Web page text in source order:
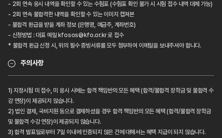
- 2회 연속 응시 내역을 확인할 수 있는 수험표 (수험표 확인 불가 시 시험 접수 내역 대체 가능)
- 2회 연속 불합격한 내역을 확인할 수 있는 이미지 캡쳐본
- 불합격 환급을 받을 계좌 정보 (은행명, 예금주, 계좌번호)
- 신청방법 : 대표 메일 kfosos@kfo.or.kr 로 접수
* 불합격 환급 신청 시, 위의 필수 증빙서류를 모두 첨부하여 이메일을 보내주셔야 합니다.
주의사항
1) 지정시험 미 접수, 미 응시 시에는 합격 책임반의 모든 혜택 (합격/불합격 장학금 및 불합격 수
강 연장)이 제공되지 않습니다.
2) 법인 결제, 국비지원 등으로 결제하셨을 경우 합격 책임반의 모든 혜택 (합격/불합격 장학금
및 불합격 수강 연장)이 제공되지 않습니다.
3) 합격 발표일로부터 7일 이내에 인증되지 않은 건에 대해서는 혜택 지급이 되지 않습니다.